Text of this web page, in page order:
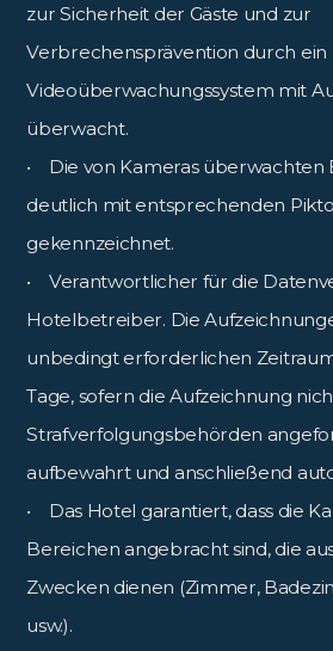
zur Sicherheit der Gäste und zur
Verbrechensprävention durch ein
Videoüberwachungssystem mit
überwacht.
• Die von Kameras überwachten
deutlich mit entsprechenden
gekennzeichnet.
• Verantwortlicher für die
Hotelbetreiber. Die
unbedingt erforderlichen
Tage, sofern die Aufzeichnung
Strafverfolgungsbehörden
aufbewahrt und anschließend
• Das Hotel garantiert, dass die
Bereichen angebracht sind, die
Zwecken dienen (Zimmer,
usw.).